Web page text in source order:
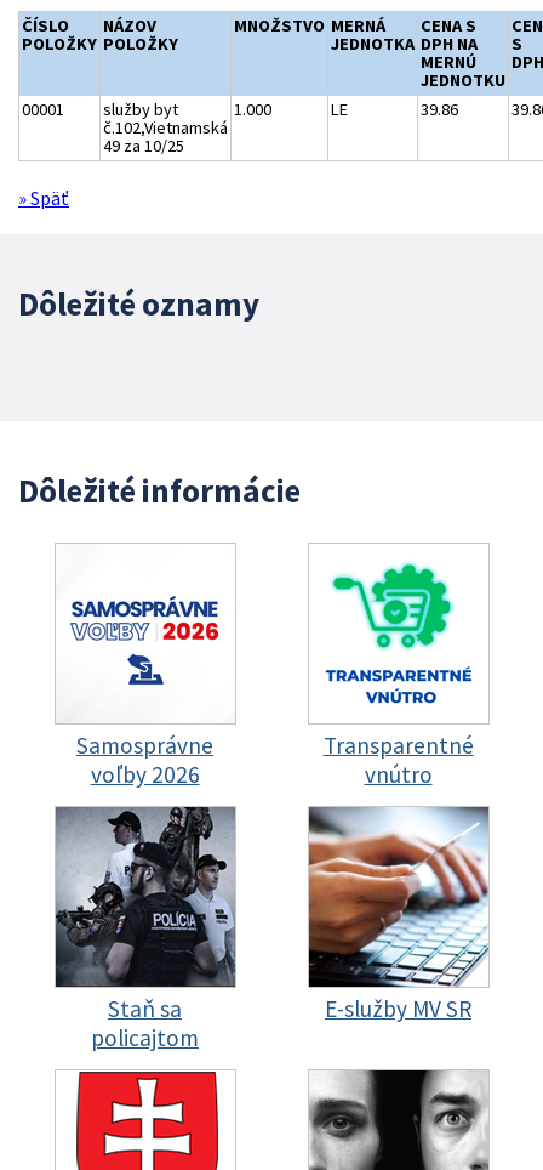
ČÍSLO
POLOŽKY
NÁZOV
POLOŽKY
MNOŽSTVO MERNÁ
JEDNOTKA
CENA S
DPH NA
MERNÚ
JEDNOTKU
S
DPH
00001
služby byt
č.102,Vietnamská
49 za 10/25
1.000 LE 39.86
» Späť
Dôležité oznamy
Dôležité informácie
Samosprávne
voľby 2026
Transparentné
vnútro
Staň sa
policajtom
E-služby MV SR